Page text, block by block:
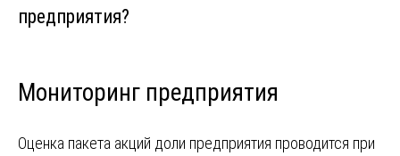
предприятия?
Мониторинг предприятия
Оценка пакета акций доли предприятия проводится при